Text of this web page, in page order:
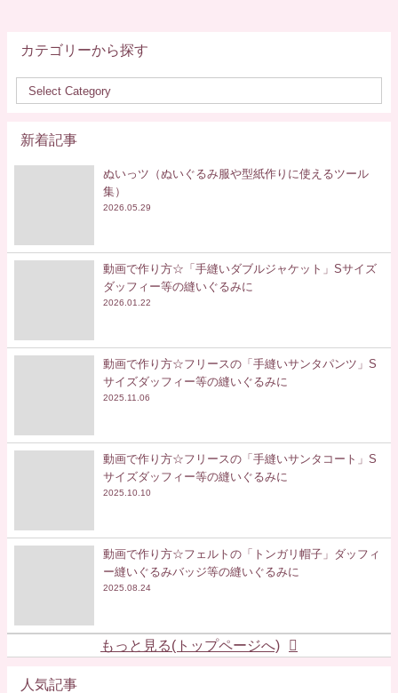
カテゴリーから探す
新着記事
ぬいっツ（ぬいぐるみ服や型紙作りに使えるツール
集）
2026.05.29
動画で作り方☆「手縫いダブルジャケット」Sサイズ
ダッフィー等の縫いぐるみに
2026.01.22
動画で作り方☆フリースの「手縫いサンタパンツ」S
サイズダッフィー等の縫いぐるみに
2025.11.06
動画で作り方☆フリースの「手縫いサンタコート」S
サイズダッフィー等の縫いぐるみに
2025.10.10
動画で作り方☆フェルトの「トンガリ帽子」ダッフィ
ー縫いぐるみバッジ等の縫いぐるみに
2025.08.24
もっと見る(トップページへ)
人気記事